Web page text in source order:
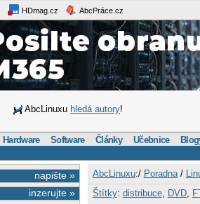
HDmag.cz AbcPráce.cz
AbcLinuxu hledá autory!
Hardware Software Články Učebnice
napište »
inzerujte »
AbcLinuxu:/ Poradna/
Štítky: distribuce, DVD,